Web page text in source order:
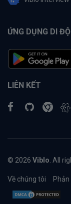
ỨNG DỤNG DI
LIÊN KẾT
© 2026 Viblo . All
Về chúng tôi Phản